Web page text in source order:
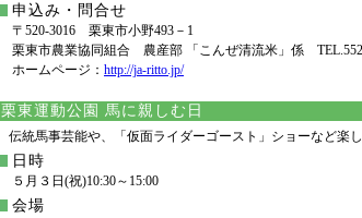
申込み・問合せ
〒520-3016 栗東市小野493－1
栗東市農業協同組合 農産部 「こんぜ清流米」係
ホームページ： http://ja-ritto.jp/
栗東運動公園 馬に親しむ日
伝統馬事芸能や、「仮面ライダーゴースト」ショーなど楽
日時
５月３日(祝)10:30～15:00
会場